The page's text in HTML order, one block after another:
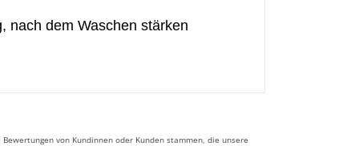
nach dem Waschen stärken
von Kundinnen oder Kunden stammen, die unsere